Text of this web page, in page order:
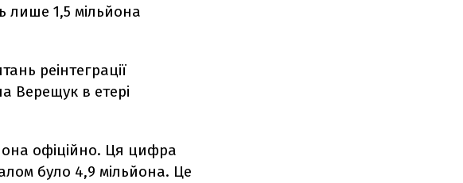
лише 1,5 мільйона
реінтеграції
Верещук в етері
офіційно. Ця цифра
було 4,9 мільйона. Це